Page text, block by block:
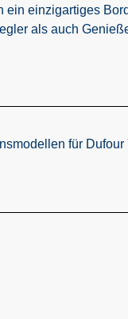
ein einzigartiges
als auch
für Dufour